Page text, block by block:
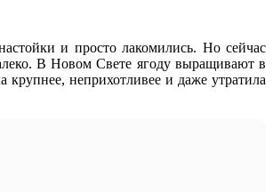
и просто лакомились. Но сейчас
В Новом Свете ягоду выращивают в
неприхотливее и даже утратила